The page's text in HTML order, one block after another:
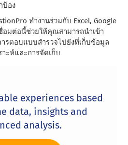
ป้อง
ทํางานร่วมกับ Excel, Google
ชื่อมต่อนี้ช่วยให้คุณสามารถนําเข้า
รตอบแบบสํารวจไปยังที่เก็บข้อมูล
ะห์และการจัดเก็บ
experiences based
data, insights and
analysis.